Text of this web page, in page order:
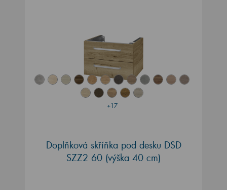
+17
Doplňková skříňka pod desku DSD
SZZ2 60 (výška 40 cm)